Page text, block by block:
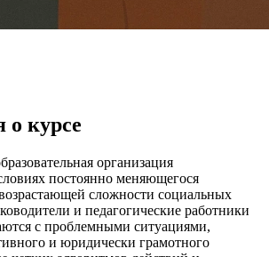
курсе
организация
постоянно меняющегося
возрастающей сложности социальных
и педагогические работники
с проблемными ситуациями,
и юридически грамотного